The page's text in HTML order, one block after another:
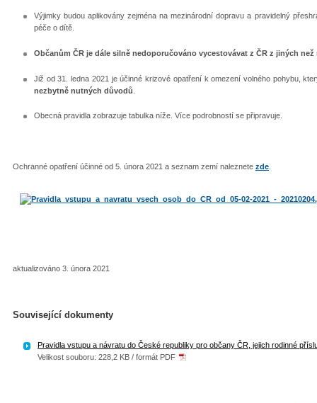
Výjimky budou aplikovány zejména na mezinárodní dopravu a pravidelný
péče o dítě.
Občanům ČR je dále silně nedoporučováno vycestovávat z ČR z jiných
Již od 31. ledna 2021 je účinné krizové opatření k omezení volného pohybu,
nezbytně nutných důvodů
Obecná pravidla zobrazuje tabulka níže. Více podrobností se připravuje.
Ochranné opatření účinné od 5. února 2021 a seznam zemí naleznete zde
aktualizováno 3. února 2021
Související dokumenty
Pravidla vstupu a návratu do České republiky pro občany ČR, jejich rodinné
Velikost souboru: 228,2 KB / formát PDF